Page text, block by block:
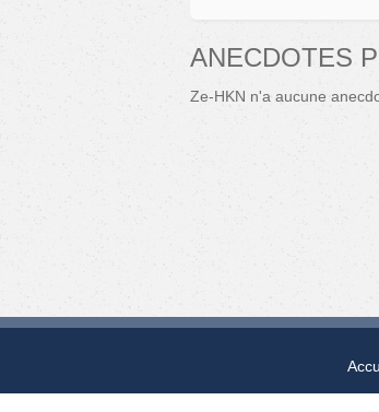
ANECDOTES
Ze-HKN n'a aucune